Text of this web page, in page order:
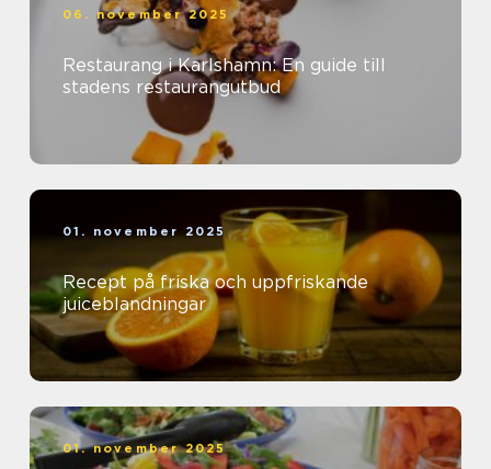
06. november 2025
Restaurang i Karlshamn: En guide till
stadens restaurangutbud
01. november 2025
Recept på friska och uppfriskande
juiceblandningar
01. november 2025